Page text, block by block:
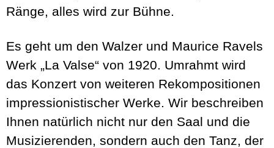
Ränge, alles wird zur Bühne.
Es geht um den Walzer und Maurice Ravels
Werk „La Valse“ von 1920. Umrahmt wird
das Konzert von weiteren Rekompositionen
impressionistischer Werke. Wir beschreiben
Ihnen natürlich nicht nur den Saal und die
Musizierenden, sondern auch den Tanz, der